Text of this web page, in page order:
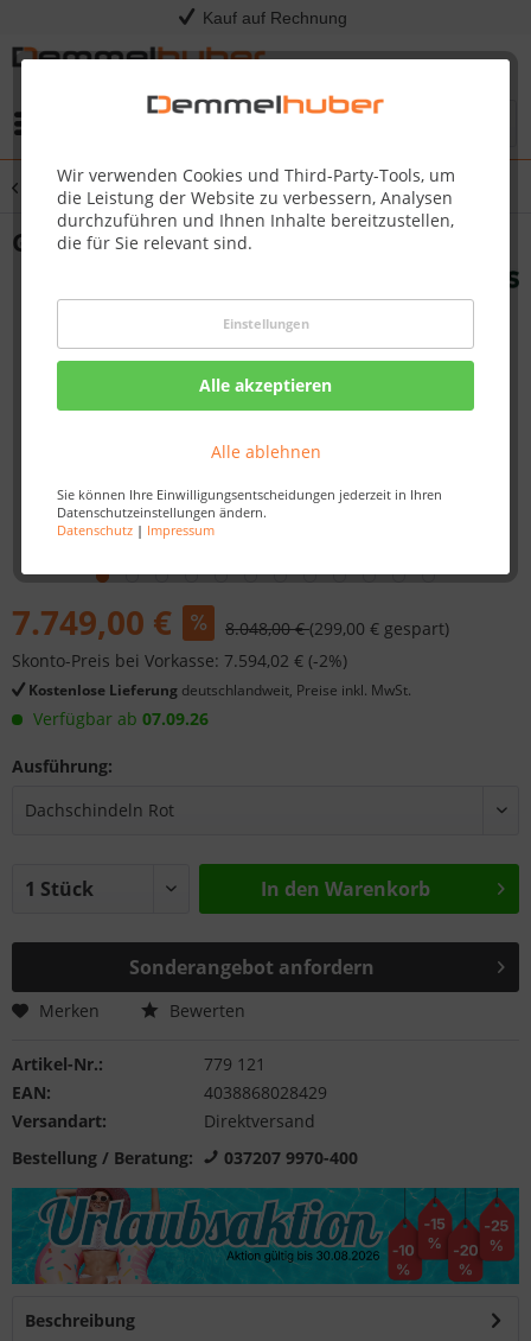
Kauf auf Rechnung
Wir verwenden Cookies und Third-Party-Tools, um
die Leistung der Website zu verbessern, Analysen
durchzuführen und Ihnen Inhalte bereitzustellen,
die für Sie relevant sind.
Einstellungen
Alle akzeptieren
Alle ablehnen
Sie können Ihre Einwilligungsentscheidungen jederzeit in Ihren
Datenschutzeinstellungen ändern.
Datenschutz| Impressum
Übersicht Grillkota
Grillkota GARD 4,38 x 3,88 m
7.749,00 € 8.048,00 €(299,00 € gespart)
Skonto-Preis bei Vorkasse: 7.594,02 € (-2%)
Kostenlose Lieferung deutschlandweit, Preise inkl. MwSt.
Verfügbar ab 07.09.26
Ausführung:
In den Warenkorb
Sonderangebot anfordern
Merken Bewerten
Artikel-Nr.:
779 121
EAN:
4038868028429
Versandart:
Direktversand
Bestellung / Beratung:
037207 9970-400
Beschreibung